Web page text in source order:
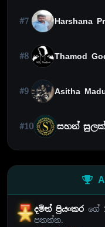
#7 Harshana
#8 Thamod
#9 Asitha
#10 සහන්
දමිත් ප්‍රියංකරගේ
පතන්න.